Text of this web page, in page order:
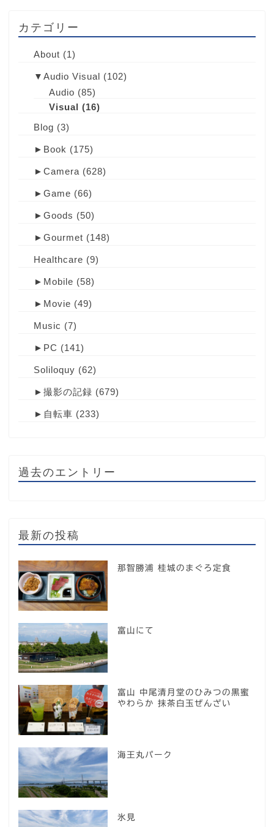
カテゴリー
About (1)
▼ Audio Visual (102)
Audio (85)
Visual (16)
Blog (3)
► Book (175)
► Camera (628)
► Game (66)
► Goods (50)
► Gourmet (148)
Healthcare (9)
► Mobile (58)
► Movie (49)
Music (7)
► PC (141)
Soliloquy (62)
► 撮影の記録 (679)
► 自転車 (233)
過去のエントリー
最新の投稿
那智勝浦 桂城のまぐろ定食
富山にて
富山 中尾清月堂のひみつの黒蜜
やわらか 抹茶白玉ぜんざい
海王丸パーク
氷見